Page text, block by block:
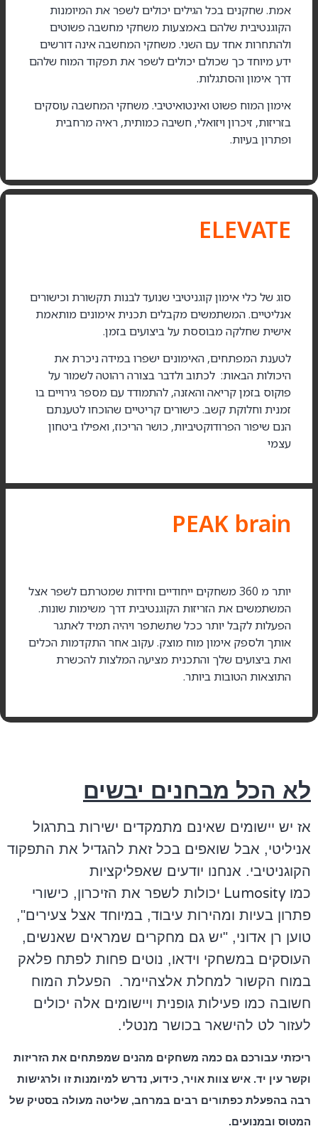
אמת. שחקנים בכל הגילים יכולים לשפר את המיומנות
הקוגנטיבית שלהם באמצעות משחקי מחשבה פשוטים
ולהתחרות אחד עם השני. משחקי המחשבה אינה דורשים
ידע מיוחד כך שכולם יכולים לשפר את תפקוד המוח שלהם
דרך אימון והסתגלות.
אימון המוח פשוט ואינטואיטיבי. משחקי המחשבה עוסקים
בזריזות, זיכרון ויזואלי, חשיבה כמותית, ראיה מרחבית
ופתרון בעיות.
ELEVATE
סוג של כלי אימון קוגניטיבי שנועד לבנות תקשורת וכישורים
אנליטיים. המשתמשים מקבלים תכנית אימונים מותאמת
אישית שחלקה מבוססת על ביצועים בזמן.
לטענת המפתחים, האימונים ישפרו במידה ניכרת את
היכולות הבאות: לכתוב ולדבר בצורה רהוטה לשמור על
פוקוס בזמן קריאה והאזנה, להתמודד עם מספר גירויים בו
זמנית וחלוקת קשב. כישורים קריטיים שהוכחו לטענתם
הנם שיפור הפרודוקטיביות, כושר הריכוז, ואפילו ביטחון
עצמי
PEAK brain
יותר מ 360 משחקים ייחודיים וחידות שמטרתם לשפר אצל
המשתמשים את הזריזות הקוגנטיבית דרך משימות שונות.
הפעלות לקבל יותר ככל שתשתפר ויהיה תמיד לאתגר
אותך ולספק אימון מוח מוצק. עקוב אחר התקדמות הכלים
ואת ביצועים שלך והתכנית מציעה המלצות להכשרת
התוצאות הטובות ביותר.
לא הכל מבחנים יבשים
אז יש יישומים שאינם מתמקדים ישירות בתרגול
אניליטי, אבל שואפים בכל זאת להגדיל את התפקוד
הקוגניטיבי. אנחנו יודעים שאפליקציות
כמו Lumosity יכולות לשפר את הזיכרון, כישורי
פתרון בעיות ומהירות עיבוד, במיוחד אצל צעירים",
טוען רן אדוני, "יש גם מחקרים שמראים שאנשים,
העוסקים במשחקי וידאו, נוטים פחות לפתח פלאק
במוח הקשור למחלת אלצהיימר.
הפעלת המוח
חשובה כמו פעילות גופנית ויישומים אלה יכולים
לעזור לט להישאר בכושר מנטלי.
ריכזתי עבורכם גם כמה משחקים מהנים שמפתחים את הזריזות
וקשר עין יד. איש צוות אויר, כידוע, נדרש למיומנות זו ולרגישות
רבה בהפעלת כפתורים רבים במרחב, שליטה מעולה בסטיק של
המטוס ובמנועים.